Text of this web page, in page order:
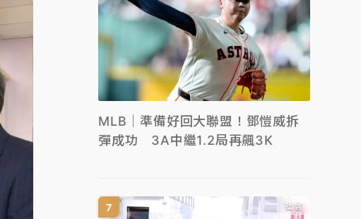
MLB｜準備好回大聯盟！鄧愷威拆
彈成功 3A中繼1.2局再飆3K
社會